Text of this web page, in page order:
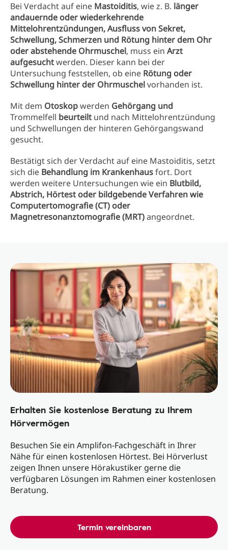
Bei Verdacht auf eine Mastoiditis, wie z. B. länger
andauernde oder wiederkehrende
Mittelohrentzündungen, Ausfluss von Sekret,
Schwellung, Schmerzen und Rötung hinter dem Ohr
oder abstehende Ohrmuschel, muss ein Arzt
aufgesuchtwerden. Dieser kann bei der
Untersuchung feststellen, ob eine Rötung oder
Schwellung hinter der Ohrmuschelvorhanden ist.
Mit dem Otoskopwerden Gehörgang und
Trommelfell beurteilt und nach Mittelohrentzündung
und Schwellungen der hinteren Gehörgangswand
gesucht.
Bestätigt sich der Verdacht auf eine Mastoiditis, setzt
sich die Behandlung im Krankenhausfort. Dort
werden weitere Untersuchungen wie ein Blutbild,
Abstrich, Hörtest oder bildgebende Verfahren wie
Computertomografie (CT) oder
Magnetresonanztomografie (MRT)angeordnet.
Erhalten Sie kostenlose Beratung zu Ihrem
Hörvermögen
Besuchen Sie ein Amplifon-Fachgeschäft in Ihrer
Nähe für einen kostenlosen Hörtest. Bei Hörverlust
zeigen Ihnen unsere Hörakustiker gerne die
verfügbaren Lösungen im Rahmen einer kostenlosen
Beratung.
Termin vereinbaren